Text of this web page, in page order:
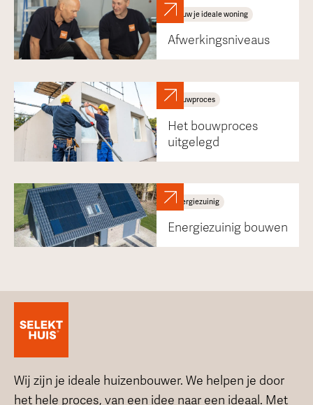
Bouw je ideale woning
Afwerkingsniveaus
Bouwproces
Het bouwproces
uitgelegd
Energiezuinig
Energiezuinig bouwen
Wij zijn je ideale huizenbouwer. We helpen je door
het hele proces, van een idee naar een ideaal. Met